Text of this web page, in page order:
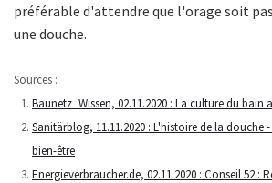
préférable d'attendre que l'orage soit
une douche.
Sources :
Baunetz_Wissen, 02.11.2020 : La culture du bain
Sanitärblog, 11.11.2020 : L'histoire de la douche
bien-être
Energieverbraucher.de, 02.11.2020 : Conseil 52 :